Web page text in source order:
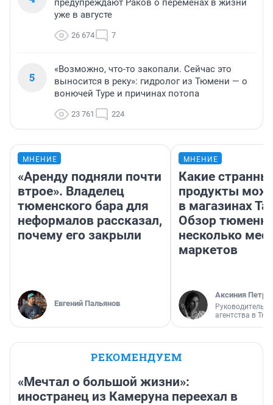
предупреждают Раков о переменах в жизни
уже в августе
26 674 7
5
«Возможно, что-то закопали. Сейчас это
выносится в реку»: гидролог из Тюмени — о
вонючей Туре и причинах потопа
23 761 224
МНЕНИЕ
«Аренду подняли почти
втрое». Владелец
тюменского бара для
неформалов рассказал,
почему его закрыли
Евгений Пальянов
МНЕНИЕ
Какие
продукты
в магазинах
Обзор
несколько
маркетов
Аксиния
Руководитель
агентства в
РЕКОМЕНДУЕМ
«Мечтал о большой жизни»:
иностранец из Камеруна переехал в